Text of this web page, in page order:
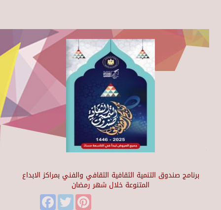
برنامج صندوق التنمية الثقافية الثقافي والفني بمراكز الابداع
المتنوعة خلال شهر رمضان
FacebookTwitter